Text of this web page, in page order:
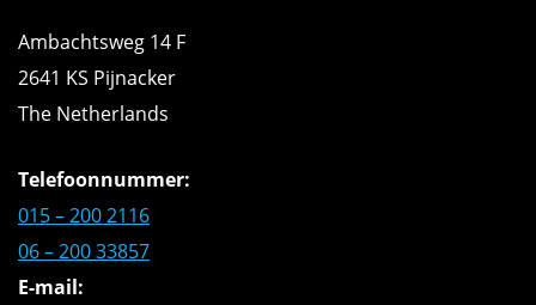
Ambachtsweg 14 F
2641 KS Pijnacker
The Netherlands
Telefoonnummer:
015 – 200 2116
06 – 200 33857
E-mail: